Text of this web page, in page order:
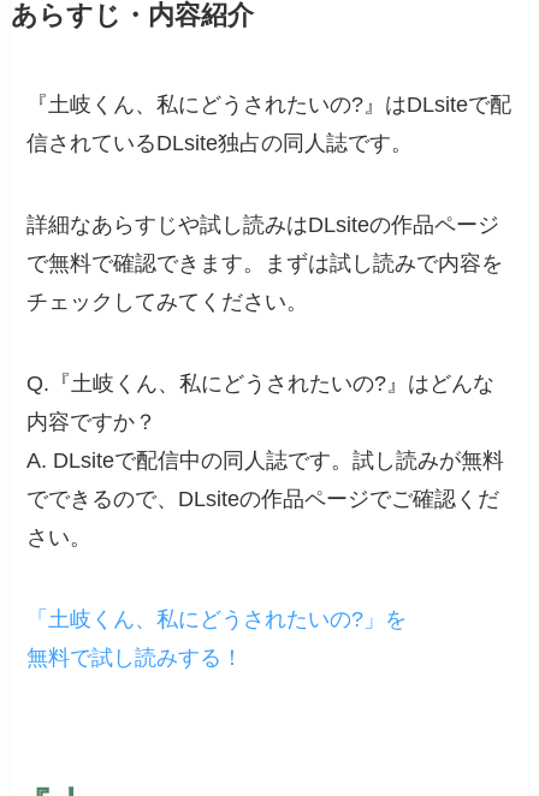
あらすじ・内容紹介
『土岐くん、私にどうされたいの?』はDLsiteで配
信されているDLsite独占の同人誌です。
詳細なあらすじや試し読みはDLsiteの作品ページ
で無料で確認できます。まずは試し読みで内容を
チェックしてみてください。
Q.『土岐くん、私にどうされたいの?』はどんな
内容ですか？
A. DLsiteで配信中の同人誌です。試し読みが無料
でできるので、DLsiteの作品ページでご確認くだ
さい。
「土岐くん、私にどうされたいの?」を
無料で試し読みする！